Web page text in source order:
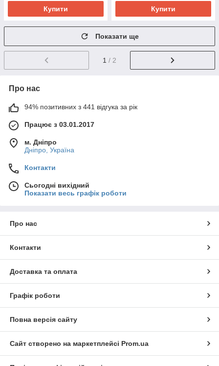
Купити Купити
Показати ще
1 / 2
Про нас
94% позитивних з 441 відгука за рік
Працює з 03.01.2017
м. Дніпро
Дніпро, Україна
Контакти
Сьогодні вихідний
Показати весь графік роботи
Про нас
Контакти
Доставка та оплата
Графік роботи
Повна версія сайту
Сайт створено на маркетплейсі Prom.ua